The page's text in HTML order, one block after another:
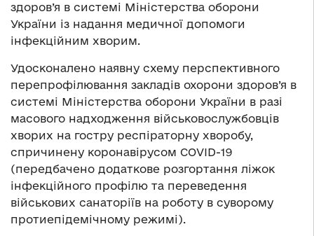
здоров’я в системі Міністерства оборони
України із надання медичної допомоги
інфекційним хворим.
Удосконалено наявну схему перспективного
перепрофілювання закладів охорони здоров’я в
системі Міністерства оборони України в разі
масового надходження військовослужбовців
хворих на гостру респіраторну хворобу,
спричинену коронавірусом COVID-19
(передбачено додаткове розгортання ліжок
інфекційного профілю та переведення
військових санаторіїв на роботу в суворому
протиепідемічному режимі).